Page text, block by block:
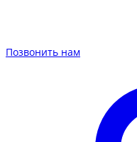
Позвонить нам